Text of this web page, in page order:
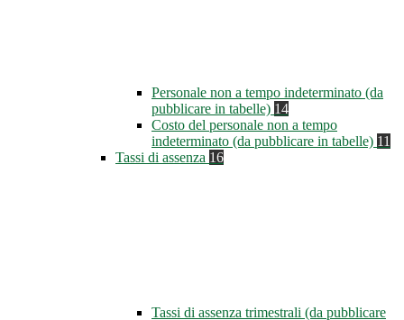
Personale non a tempo indeterminato (da
pubblicare in tabelle) 14
Costo del personale non a tempo
indeterminato (da pubblicare in tabelle) 11
Tassi di assenza 16
Tassi di assenza trimestrali (da pubblicare